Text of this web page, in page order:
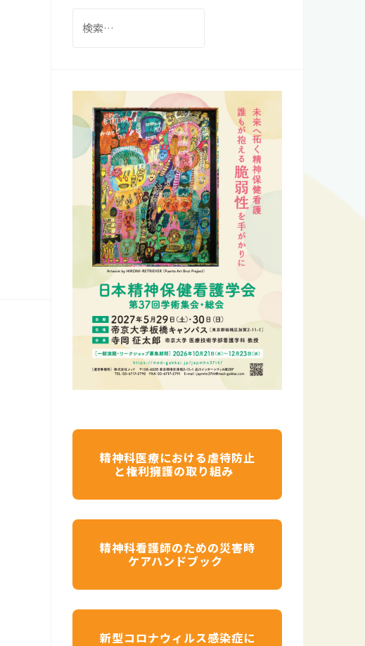
索:
精神科医療における虐待防止
と権利擁護の取り組み
精神科看護師のための災害時
ケアハンドブック
新型コロナウィルス感染症に